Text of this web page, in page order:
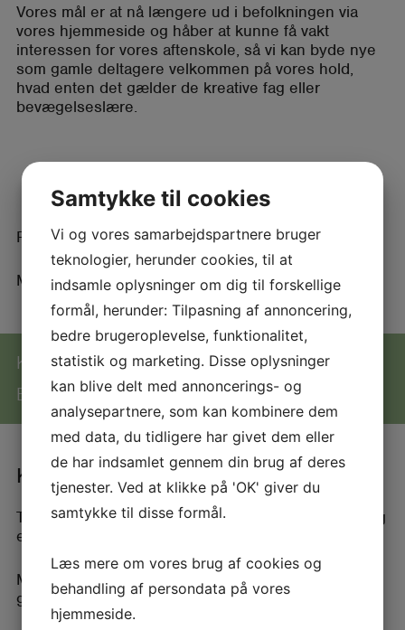
Vores mål er at nå længere ud i befolkningen via
vores hjemmeside og håber at kunne få vakt
interessen for vores aftenskole, så vi kan byde nye
som gamle deltagere velkommen på vores hold,
hvad enten det gælder de kreative fag eller
bevægelseslære.
På gensyn i aftenskolen!
Med venlig hilsen Hanne Skaaning
Kontakt os på: 21 77 64 57
Eller mail til:ryslinge-aftenskole@hotmail.com
Kreative fag
​Tilmelding sker på telefon. ​Se mere under tilmelding
eller kontakt.​
Meld dig til i god tid, hvis du har en stol e.l., du
gerne vil have “fikset” lidt op.
Samtykke til cookies
Vi og vores samarbejdspartnere bruger
teknologier, herunder cookies, til at
indsamle oplysninger om dig til forskellige
formål, herunder: Tilpasning af annoncering,
bedre brugeroplevelse, funktionalitet,
statistik og marketing. Disse oplysninger
kan blive delt med annoncerings- og
analysepartnere, som kan kombinere dem
med data, du tidligere har givet dem eller
de har indsamlet gennem din brug af deres
tjenester. Ved at klikke på 'OK' giver du
samtykke til disse formål.
Læs mere om vores brug af cookies og
behandling af persondata på vores
hjemmeside.